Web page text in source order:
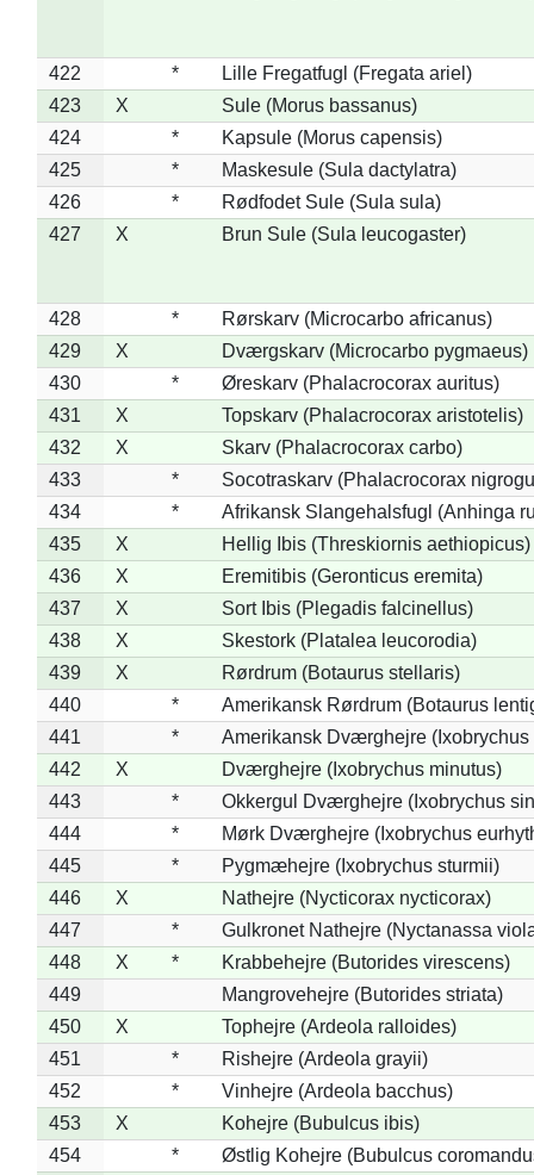
422 *
Lille Fregatfugl (Fregata ariel)
423
X
Sule (Morus bassanus)
424
*
Kapsule (Morus capensis)
425
*
Maskesule (Sula dactylatra)
426
*
Rødfodet Sule (Sula sula)
427
X Brun Sule (Sula leucogaster)
428 *
Rørskarv (Microcarbo africanus)
429
X
Dværgskarv (Microcarbo pygmaeus)
430
*
Øreskarv (Phalacrocorax auritus)
431
X
Topskarv (Phalacrocorax aristotelis)
432
X
Skarv (Phalacrocorax carbo)
433
*
Socotraskarv (Phalacrocorax
434
*
Afrikansk Slangehalsfugl (Anhinga
435
X
Hellig Ibis (Threskiornis aethiopicus)
436
X
Eremitibis (Geronticus eremita)
437
X
Sort Ibis (Plegadis falcinellus)
438
X
Skestork (Platalea leucorodia)
439
X
Rørdrum (Botaurus stellaris)
440
*
Amerikansk Rørdrum (Botaurus
441
*
Amerikansk Dværghejre (Ixobrychus
442
X
Dværghejre (Ixobrychus minutus)
443
*
Okkergul Dværghejre (Ixobrychus
444
*
Mørk Dværghejre (Ixobrychus
445
*
Pygmæhejre (Ixobrychus sturmii)
446
X
Nathejre (Nycticorax nycticorax)
447
*
Gulkronet Nathejre (Nyctanassa
448
X *
Krabbehejre (Butorides virescens)
449
Mangrovehejre (Butorides striata)
450
X
Tophejre (Ardeola ralloides)
451
*
Rishejre (Ardeola grayii)
452
*
Vinhejre (Ardeola bacchus)
453
X
Kohejre (Bubulcus ibis)
454
*
Østlig Kohejre (Bubulcus